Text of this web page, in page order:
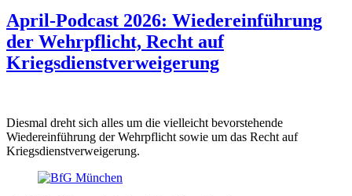
April-Podcast 2026: Wiedereinführung
der Wehrpflicht, Recht auf
Kriegsdienstverweigerung
Diesmal dreht sich alles um die vielleicht bevorstehende
Wiedereinführung der Wehrpflicht sowie um das Recht auf
Kriegsdienstverweigerung.